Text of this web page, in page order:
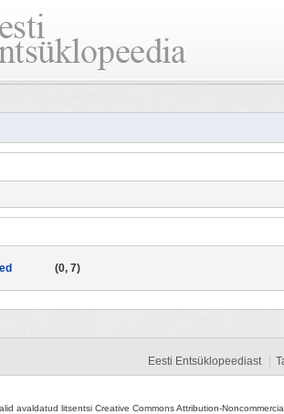
(0, 7)
Eesti Entsüklopeediast
avaldatud litsentsi Creative Commons Attribution-